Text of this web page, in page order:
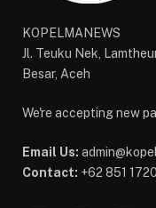
KOPELMANEWS
Jl. Teuku Nek,
Besar, Aceh
We're accepting new
Email Us:
Contact: +62 851